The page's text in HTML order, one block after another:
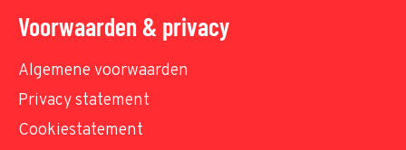
Voorwaarden & privacy
Algemene voorwaarden
Privacy statement
Cookiestatement